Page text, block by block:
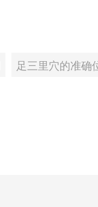
足三里穴的准确